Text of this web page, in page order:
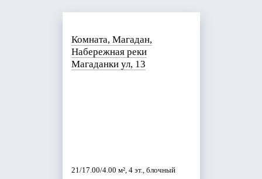
Комната, Магадан,
Набережная реки
Магаданки ул, 13
21/17.00/4.00 м², 4 эт., блочный